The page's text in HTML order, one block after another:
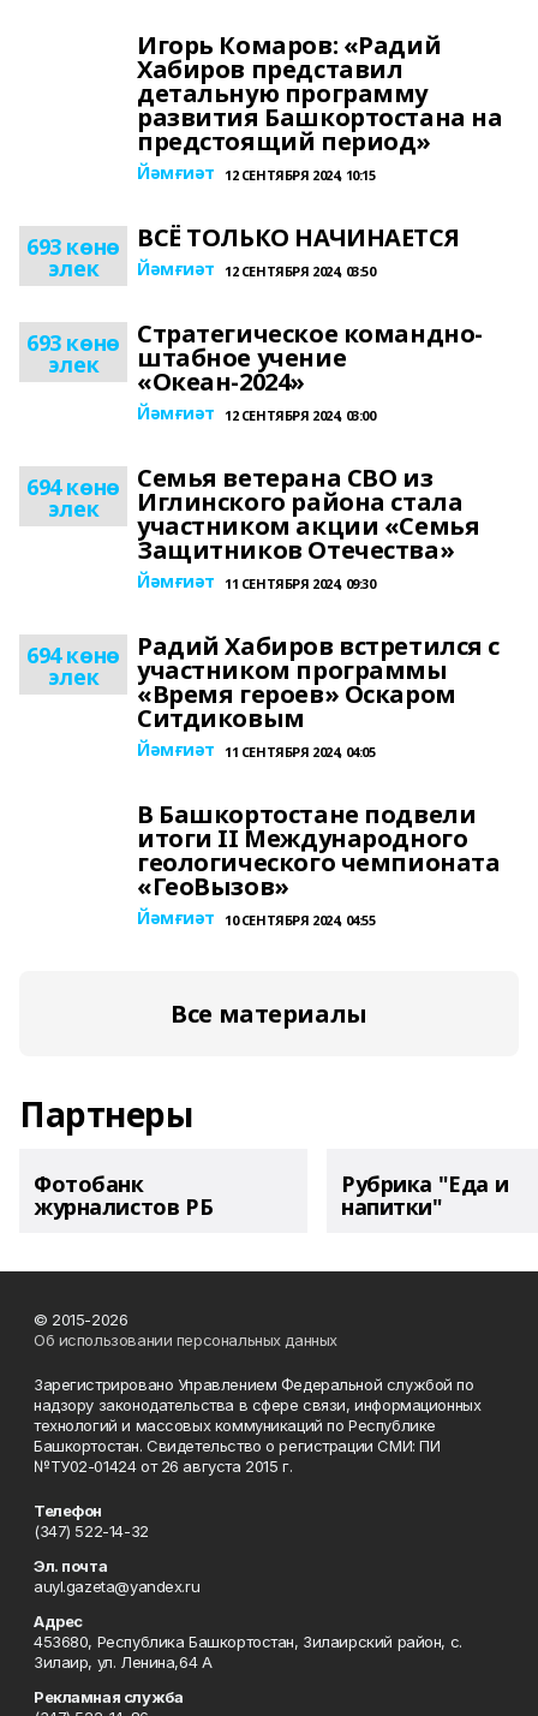
Игорь Комаров: «Радий
Хабиров представил
детальную программу
развития Башкортостана на
предстоящий период»
Йәмғиәт 12 СЕНТЯБРЯ 2024, 10:15
693 көнө
элек
ВСЁ ТОЛЬКО НАЧИНАЕТСЯ
Йәмғиәт 12 СЕНТЯБРЯ 2024, 03:50
693 көнө
элек
Стратегическое командно-
штабное учение
«Океан-2024»
Йәмғиәт 12 СЕНТЯБРЯ 2024, 03:00
694 көнө
элек
Семья ветерана СВО из
Иглинского района стала
участником акции «Семья
Защитников Отечества»
Йәмғиәт 11 СЕНТЯБРЯ 2024, 09:30
694 көнө
элек
Радий Хабиров встретился с
участником программы
«Время героев» Оскаром
Ситдиковым
Йәмғиәт 11 СЕНТЯБРЯ 2024, 04:05
В Башкортостане подвели
итоги II Международного
геологического чемпионата
«ГеоВызов»
Йәмғиәт 10 СЕНТЯБРЯ 2024, 04:55
Все материалы
Партнеры
Фотобанк
журналистов РБ
Рубрика "Еда и
напитки"
© 2015-2026
Об использовании персональных данных
Зарегистрировано Управлением Федеральной службой по
надзору законодательства в сфере связи, информационных
технологий и массовых коммуникаций по Республике
Башкортостан. Свидетельство о регистрации СМИ: ПИ
№ТУ02-01424 от 26 августа 2015 г.
Телефон
(347) 522-14-32
Эл. почта
auyl.gazeta@yandex.ru
Адрес
453680, Республика Башкортостан, Зилаирский район, с.
Зилаир, ул. Ленина,64 А
Рекламная служба